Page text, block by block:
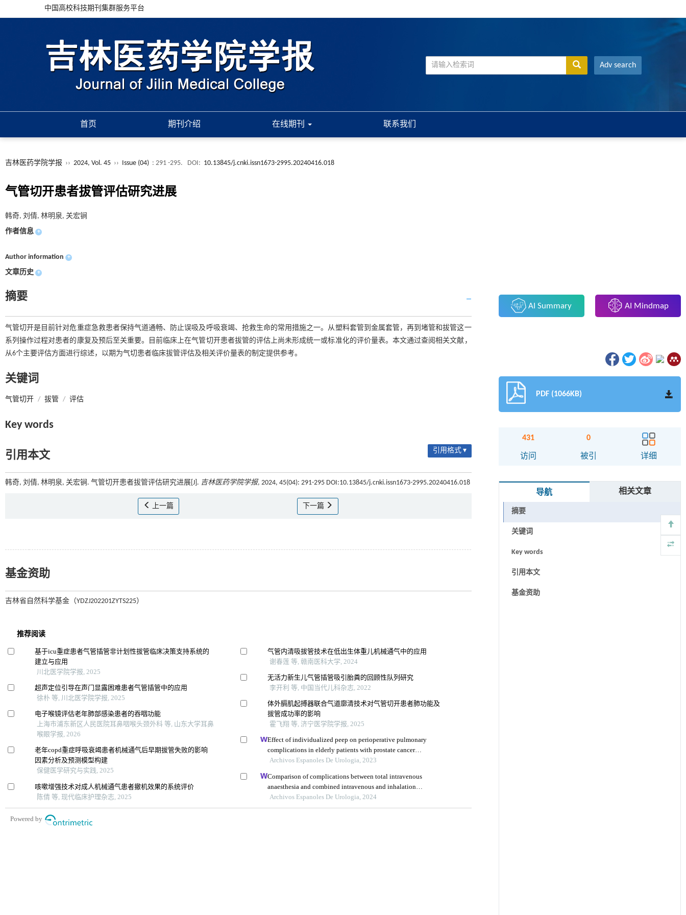
中国高校科技期刊集群服务平台
Adv search
首页 期刊介绍 在线期刊 联系我们
吉林医药学院学报 ›› 2024, Vol. 45 ›› Issue (04) : 291 -295. DOI: 10.13845/j.cnki.issn1673-2995.20240416.018
气管切开患者拔管评估研究进展
韩奇, 刘倩, 林明泉, 关宏锏
作者信息 +
Author information +
文章历史 +
摘要
气管切开是目前针对危重症急救患者保持气道通畅、防止误吸及呼吸衰竭、抢救生命的常用措施之一。从塑料套管到金属套管，再到堵管和拔管这一
系列操作过程对患者的康复及预后至关重要。目前临床上在气管切开患者拔管的评估上尚未形成统一或标准化的评价量表。本文通过查阅相关文献，
从6个主要评估方面进行综述，以期为气切患者临床拔管评估及相关评价量表的制定提供参考。
关键词
气管切开 / 拔管 / 评估
Key words
引用本文 引用格式 ▾
韩奇, 刘倩, 林明泉, 关宏锏. 气管切开患者拔管评估研究进展[J]. 吉林医药学院学报, 2024, 45(04): 291-295 DOI:10.13845/j.cnki.issn1673-2995.20240416.018
上一篇 下一篇
基金资助
吉林省自然科学基金（YDZJ202201ZYTS225）
AI Summary AI Mindmap
PDF (1066KB)
431
访问
0
被引 详细
导航 相关文章
摘要
关键词
Key words
引用本文
基金资助